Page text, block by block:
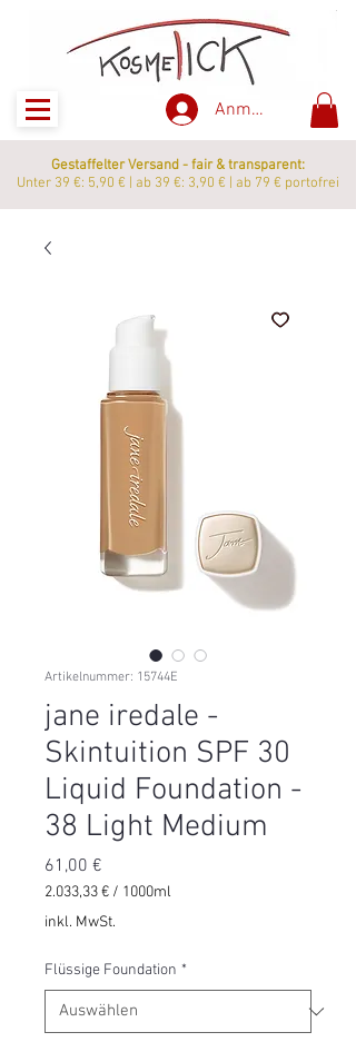
Anmelden
Gestaffelter Versand - fair & transparent:
Unter 39 €: 5,90 € | ab 39 €: 3,90 € | ab 79 € portofrei
Artikelnummer: 15744E
jane iredale -
Skintuition SPF 30
Liquid Foundation -
38 Light Medium
61,00 €
2.033,33 € / 1000ml
2.033,33 €
Milliliter
inkl. MwSt.
Flüssige Foundation *